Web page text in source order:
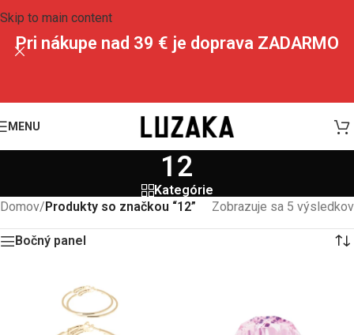
Skip to main content
Pri nákupe nad 39 € je doprava ZADARMO
MENU
12
Kategórie
Domov/Produkty so značkou “12” Zobrazuje sa 5 výsledkov
Bočný panel